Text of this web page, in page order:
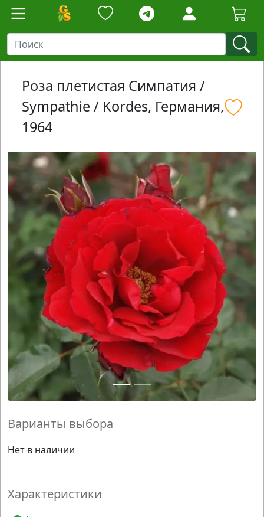
Роза плетистая Симпатия /
Sympathie / Kordes, Германия,
1964
Варианты выбора
Нет в наличии
Характеристики